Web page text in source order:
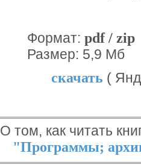
Формат: pdf / zip
Размер: 5,9 Мб
скачать (
О том, как читать
"Программы;